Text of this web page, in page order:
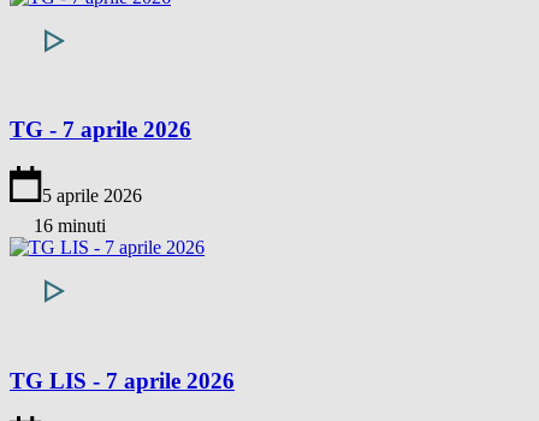
TG - 7 aprile 2026
5 aprile 2026
16 minuti
TG LIS - 7 aprile 2026